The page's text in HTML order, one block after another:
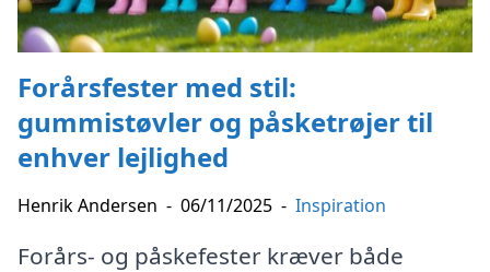
Forårsfester med stil:
gummistøvler og påsketrøjer til
enhver lejlighed
Henrik Andersen - 06/11/2025 - Inspiration
Forårs- og påskefester kræver både